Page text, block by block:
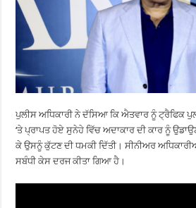
ਪੁਲੀਸ ਅਧਿਕਾਰੀ ਨੇ ਦੱਸਿਆ ਕਿ ਐਤਵਾਰ ਨੂੰ ਟ੍ਰੈਫਿਕ
‘ਤੇ ਪ੍ਰਾਪਤ ਹੋਏ ਸੁਨੇਹੇ ਵਿੱਚ ਅਦਾਕਾਰ ਦੀ ਕਾਰ ਨੂੰ
ਕੇ ਉਸਨੂੰ ਕੁੱਟਣ ਦੀ ਧਮਕੀ ਦਿੱਤੀ। ਸੀਨੀਅਰ
ਸਬੰਧੀ ਕੇਸ ਦਰਜ ਕੀਤਾ ਗਿਆ ਹੈ।